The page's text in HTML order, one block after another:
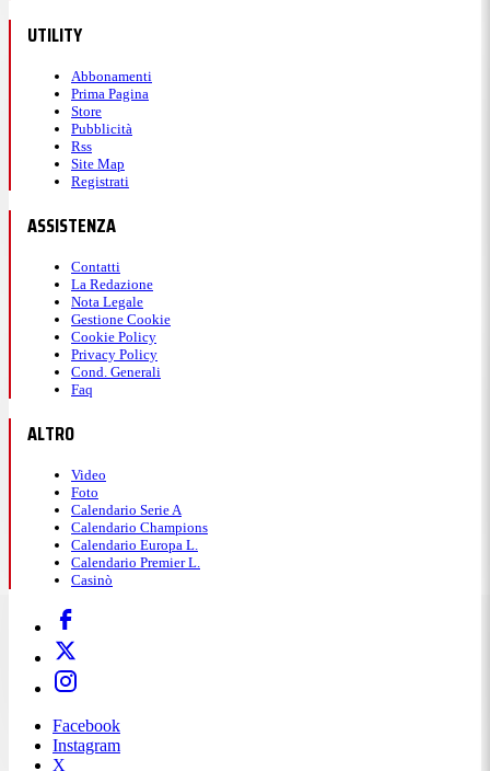
UTILITY
Abbonamenti
Prima Pagina
Store
Pubblicità
Rss
Site Map
Registrati
ASSISTENZA
Contatti
La Redazione
Nota Legale
Gestione Cookie
Cookie Policy
Privacy Policy
Cond. Generali
Faq
ALTRO
Video
Foto
Calendario Serie A
Calendario Champions
Calendario Europa L.
Calendario Premier L.
Casinò
Facebook
Instagram
X